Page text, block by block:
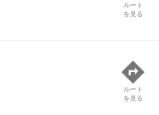
ルート
を見る
ルート
を見る